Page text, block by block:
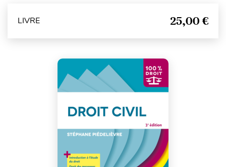
LIVRE 25,00 €